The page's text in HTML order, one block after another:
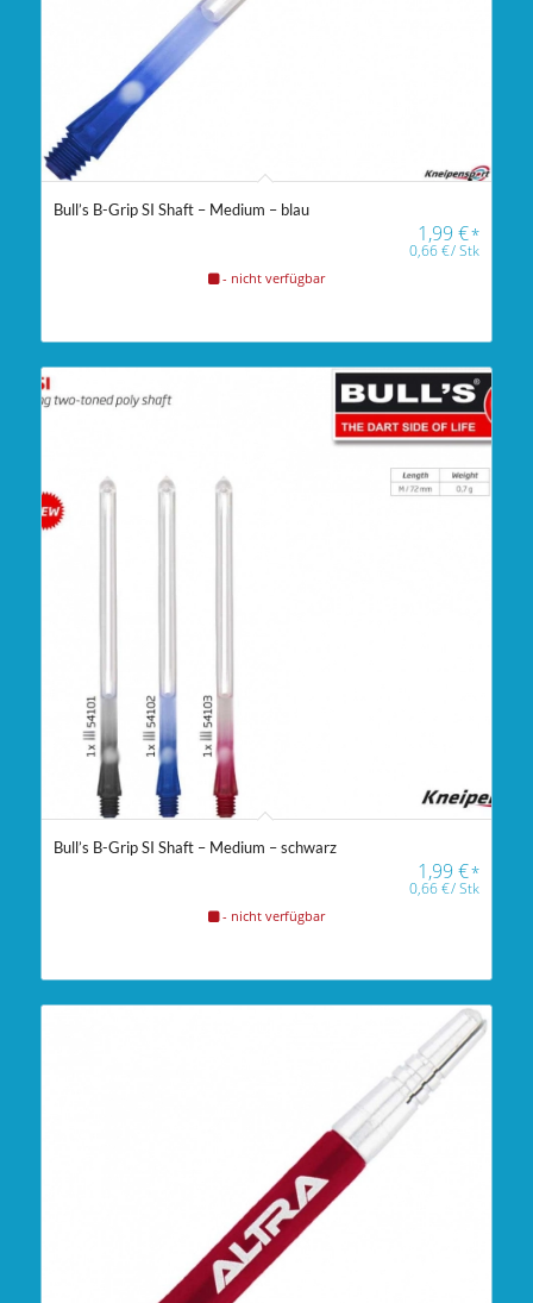
Bull’s B-Grip SI Shaft – Medium – blau
1,99€*
0,66€/Stk
- nicht verfügbar
Bull’s B-Grip SI Shaft – Medium – schwarz
1,99€*
0,66€/Stk
- nicht verfügbar